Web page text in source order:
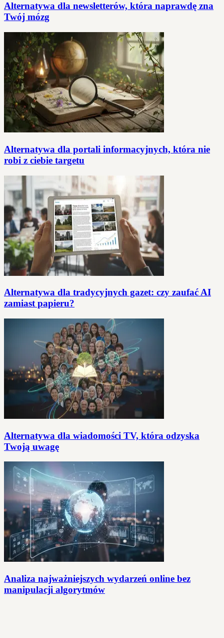
Alternatywa dla newsletterów, która naprawdę zna
Twój mózg
Alternatywa dla portali informacyjnych, która nie
robi z ciebie targetu
Alternatywa dla tradycyjnych gazet: czy zaufać AI
zamiast papieru?
Alternatywa dla wiadomości TV, która odzyska
Twoją uwagę
Analiza najważniejszych wydarzeń online bez
manipulacji algorytmów